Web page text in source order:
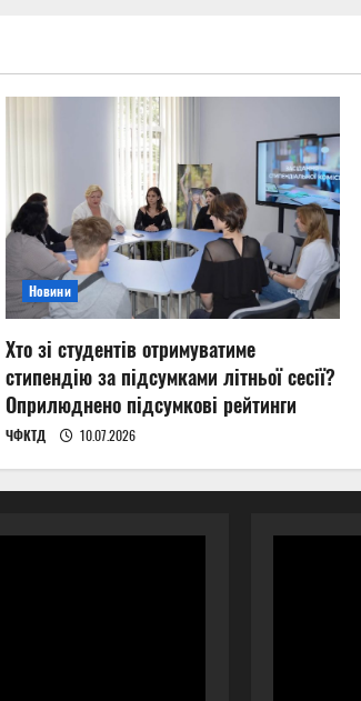
Новини
Хто зі студентів отримуватиме
стипендію за підсумками літньої сесії?
Оприлюднено підсумкові рейтинги
ЧФКТД 10.07.2026